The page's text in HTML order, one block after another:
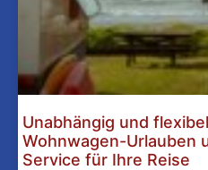
Unabhängig und
Wohnwagen-Urlauben
Service für Ihre Reise